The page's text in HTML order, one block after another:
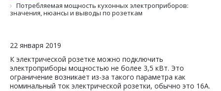
Потребляемая мощность кухонных электроприборов:
значения, нюансы и выводы по розеткам
22 января 2019
К электрической розетке можно подключить
электроприборы мощностью не более 3,5 кВт. Это
ограничение возникает из-за такого параметра как
номинальный ток электрической розетки, обычно это 16А.